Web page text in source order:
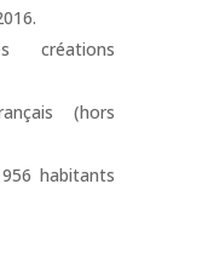
créations
(hors
habitants